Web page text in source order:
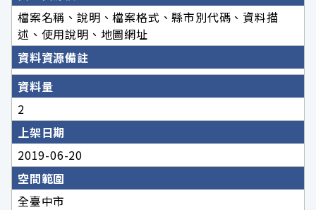
檔案名稱、說明、檔案格式、縣市別代碼、資料描
述、使用說明、地圖網址
資料資源備註
資料量
2
上架日期
2019-06-20
空間範圍
全臺中市